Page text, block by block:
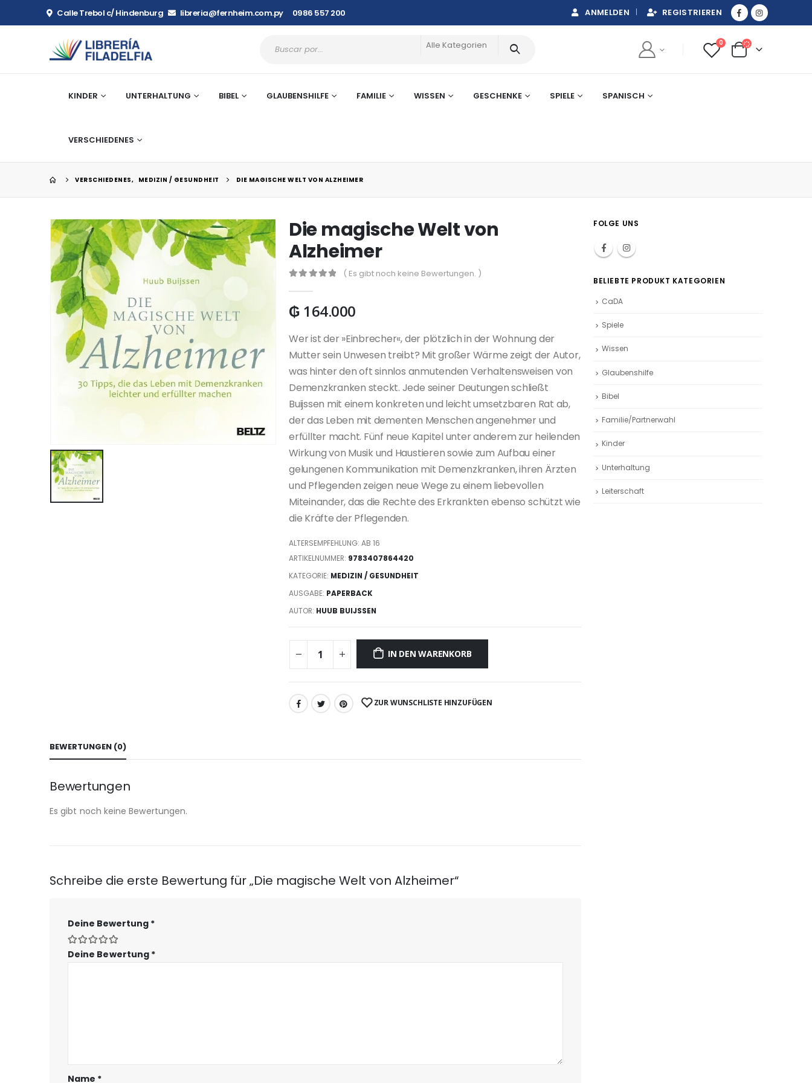
Calle Trebol c/ Hindenburg libreria@fernheim.com.py 0986 557 200 ANMELDEN REGISTRIEREN
Alle Kategorien 0
KINDER UNTERHALTUNG BIBEL GLAUBENSHILFE FAMILIE WISSEN GESCHENKE SPIELE SPANISCH
VERSCHIEDENES
VERSCHIEDENES, MEDIZIN / GESUNDHEIT DIE MAGISCHE WELT VON ALZHEIMER
Die magische Welt von
Alzheimer
( Es gibt noch keine Bewertungen. )
₲ 164.000
Wer ist der »Einbrecher«, der plötzlich in der Wohnung der
Mutter sein Unwesen treibt? Mit großer Wärme zeigt der Autor,
was hinter den oft sinnlos anmutenden Verhaltensweisen von
Demenzkranken steckt. Jede seiner Deutungen schließt
Buijssen mit einem konkreten und leicht umsetzbaren Rat ab,
der das Leben mit dementen Menschen angenehmer und
erfüllter macht. Fünf neue Kapitel unter anderem zur heilenden
Wirkung von Musik und Haustieren sowie zum Aufbau einer
gelungenen Kommunikation mit Demenzkranken, ihren Ärzten
und Pflegenden zeigen neue Wege zu einem liebevollen
Miteinander, das die Rechte des Erkrankten ebenso schützt wie
die Kräfte der Pflegenden.
ALTERSEMPFEHLUNG: AB 16
ARTIKELNUMMER: 9783407864420
KATEGORIE: MEDIZIN / GESUNDHEIT
AUSGABE: PAPERBACK
AUTOR: HUUB BUIJSSEN
IN DEN WARENKORB
ZUR WUNSCHLISTE HINZUFÜGEN
BEWERTUNGEN (0)
Bewertungen
Es gibt noch keine Bewertungen.
Schreibe die erste Bewertung für „Die magische Welt von Alzheimer“
Deine Bewertung *
Deine Bewertung *
Name *
FOLGE UNS
BELIEBTE PRODUKT KATEGORIEN
CaDA
Spiele
Wissen
Glaubenshilfe
Bibel
Familie/Partnerwahl
Kinder
Unterhaltung
Leiterschaft